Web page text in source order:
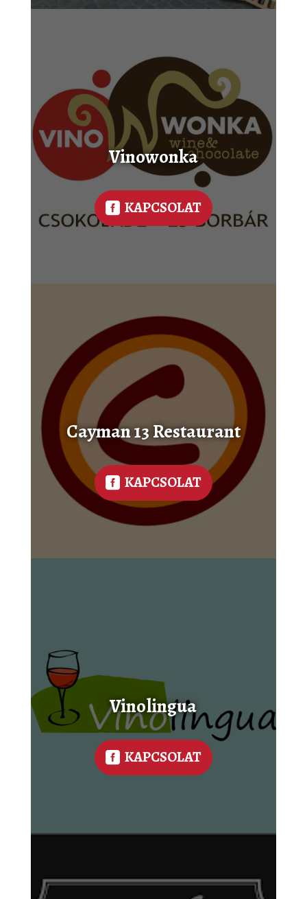
Vinowonka
KAPCSOLAT
Cayman 13 Restaurant
KAPCSOLAT
Vinolingua
KAPCSOLAT